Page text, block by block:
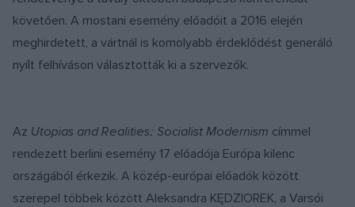
követően. A mostani esemény előadóit a 2016 elején
meghirdetett, a vártnál is komolyabb érdeklődést generáló
nyílt felhíváson választották ki a szervezők.
Az Utopias and Realities: Socialist Modernism címmel
rendezett berlini esemény 17 előadója Európa kilenc
országából érkezik. A közép-európai előadók között
szerepel többek között Aleksandra KĘDZIOREK, a Varsói